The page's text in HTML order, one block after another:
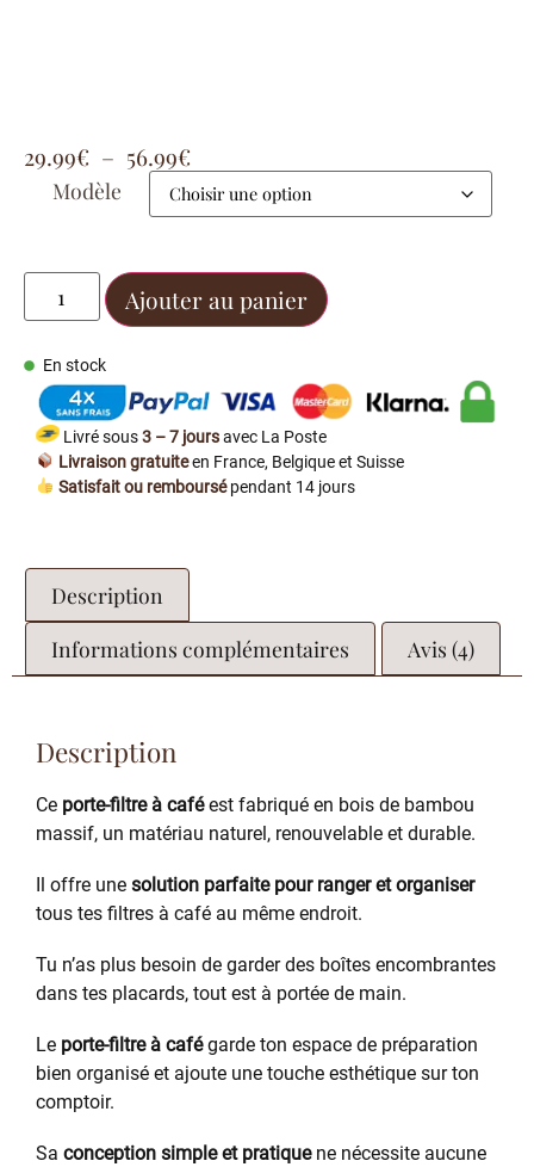
29.99€ – 56.99€
Modèle
Ajouter au panier
En stock
Livré sous3 – 7 joursavec La Poste
Livraison gratuiteen France, Belgique et Suisse
Satisfait ou remboursépendant 14 jours
Description
Informations complémentaires
Avis (4)
Description
Ce porte-filtre à caféest fabriqué en bois de bambou
massif, un matériau naturel, renouvelable et durable.
Il offre une solution parfaite pour ranger et organiser
tous tes filtres à café au même endroit.
Tu n’as plus besoin de garder des boîtes encombrantes
dans tes placards, tout est à portée de main.
Le porte-filtre à cafégarde ton espace de préparation
bien organisé et ajoute une touche esthétique sur ton
comptoir.
Sa conception simple et pratiquene nécessite aucune